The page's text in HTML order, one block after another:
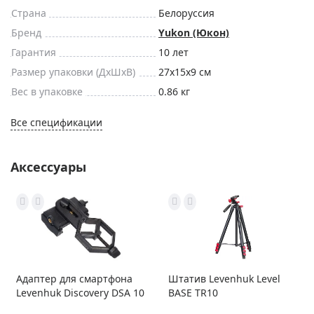
Страна
Белоруссия
Бренд
Yukon (Юкон)
Гарантия
10 лет
Размер упаковки (ДxШxВ)
27x15x9 см
Вес в упаковке
0.86 кг
Все спецификации
Аксессуары
Адаптер для смартфона
Levenhuk Discovery DSA 10
Штатив Levenhuk Level
BASE TR10